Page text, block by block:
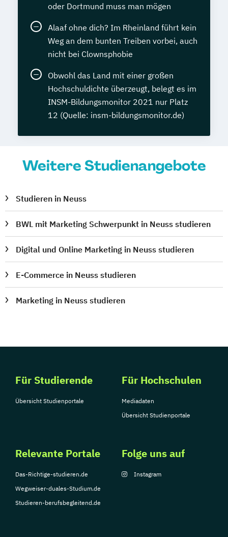
oder Dortmund muss man mögen
Alaaf ohne dich? Im Rheinland führt kein
Weg an dem bunten Treiben vorbei, auch
nicht bei Clownsphobie
Obwohl das Land mit einer großen
Hochschuldichte überzeugt, belegt es im
INSM-Bildungsmonitor 2021 nur Platz
12 (Quelle: insm-bildungsmonitor.de)
Weitere Studienangebote
Studieren in Neuss
BWL mit Marketing Schwerpunkt in Neuss studieren
Digital und Online Marketing in Neuss studieren
E-Commerce in Neuss studieren
Marketing in Neuss studieren
Für Studierende
Übersicht Studienportale
Für Hochschulen
Mediadaten
Übersicht Studienportale
Relevante Portale
Das-Richtige-studieren.de
Wegweiser-duales-Studium.de
Studieren-berufsbegleitend.de
Folge uns auf
Instagram